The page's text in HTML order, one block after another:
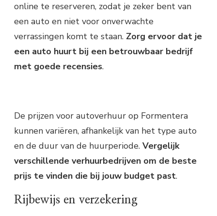
online te reserveren, zodat je zeker bent van
een auto en niet voor onverwachte
verrassingen komt te staan. Zorg ervoor dat je
een auto huurt bij een betrouwbaar bedrijf
met goede recensies.
De prijzen voor autoverhuur op Formentera
kunnen variëren, afhankelijk van het type auto
en de duur van de huurperiode. Vergelijk
verschillende verhuurbedrijven om de beste
prijs te vinden die bij jouw budget past.
Rijbewijs en verzekering